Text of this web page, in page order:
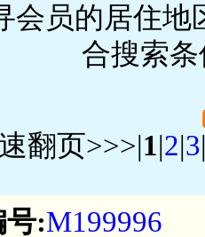
会员的居住地
合搜索
翻页>>>|1|2|3
:M199996